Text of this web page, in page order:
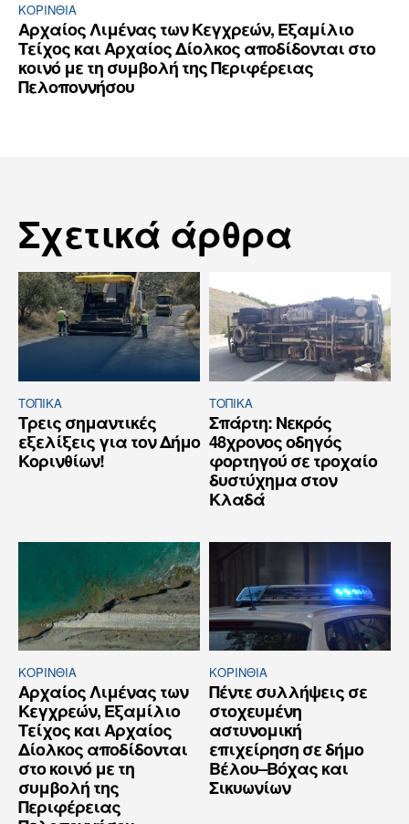
ΚΟΡΙΝΘΊΑ
Αρχαίος Λιμένας των Κεγχρεών, Εξαμίλιο
Τείχος και Aρχαίος Δίολκος αποδίδονται στο
κοινό με τη συμβολή της Περιφέρειας
Πελοποννήσου
Σχετικά άρθρα
ΤΟΠΙΚΑ
Τρεις σημαντικές
εξελίξεις για τον Δήμο
Κορινθίων!
ΤΟΠΙΚΑ
Σπάρτη: Νεκρός
48χρονος οδηγός
φορτηγού σε τροχαίο
δυστύχημα στον
Κλαδά
ΚΟΡΙΝΘΊΑ
Αρχαίος Λιμένας των
Κεγχρεών, Εξαμίλιο
Τείχος και Aρχαίος
Δίολκος αποδίδονται
στο κοινό με τη
συμβολή της
Περιφέρειας
ΚΟΡΙΝΘΊΑ
Πέντε συλλήψεις σε
στοχευμένη
αστυνομική
επιχείρηση σε δήμο
Βέλου–Βόχας και
Σικυωνίων